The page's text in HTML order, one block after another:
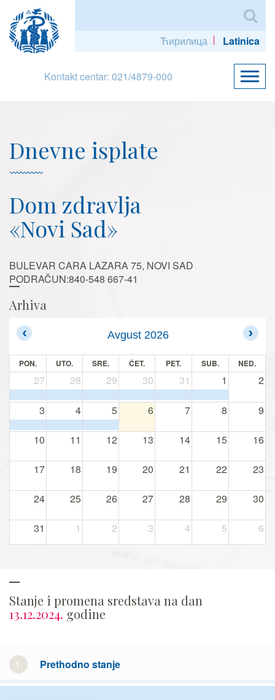
Ћирилица Latinica
Kontakt centar: 021/4879-000
Dnevne isplate
Dom zdravlja
«Novi Sad»
BULEVAR CARA LAZARA 75, NOVI SAD
PODRAČUN:840-548 667-41
Arhiva
Avgust 2026
PON. UTO. SRE. ČET. PET. SUB. NED.
27 28 29 30 31 1 2
3 4 5 6 7 8 9
10 11 12 13 14 15 16
17 18 19 20 21 22 23
24 25 26 27 28 29 30
31 1 2 3 4 5 6
Stanje i promena sredstava na dan
13.12.2024. godine
1. Prethodno stanje